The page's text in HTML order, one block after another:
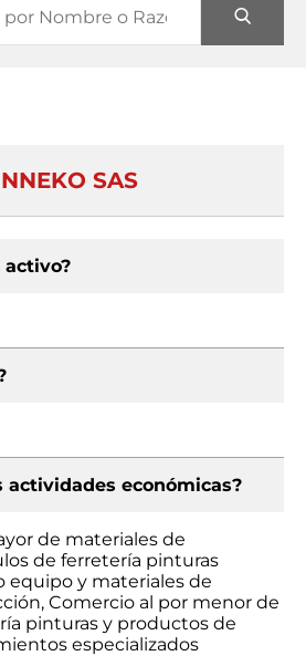
SAS
activo?
actividades económicas?
de materiales de
de ferretería pinturas
equipo y materiales de
Comercio al por menor de
pinturas y productos de
especializados